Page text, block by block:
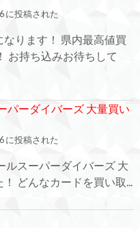
に投稿された
ります！ 県内最高値買
お持ち込みお待ちして
パーダイバーズ 大量買い
に投稿された
ルスーパーダイバーズ 大
どんなカードを買い取...